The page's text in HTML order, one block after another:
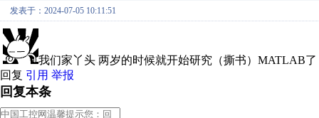
发表于：2024-07-05 10:11:51
我们家丫头 两岁的时候就开始研究（撕书）MATLAB
回复 引用 举报
回复本条